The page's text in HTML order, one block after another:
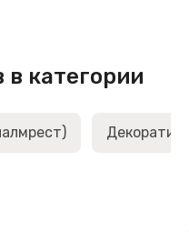
в категории